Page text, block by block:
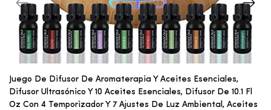
Juego De Difusor De Aromaterapia Y Aceites Esenciales,
Difusor Ultrasónico Y 10 Aceites Esenciales, Difusor De 10.1 Fl
Oz Con 4 Temporizador Y 7 Ajustes De Luz Ambiental, Aceites